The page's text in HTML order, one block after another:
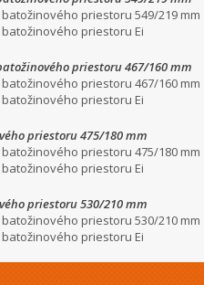
priestoru 549/219 mm
priestoru Ei
priestoru 467/160 mm
priestoru 467/160 mm
priestoru Ei
priestoru 475/180 mm
priestoru 475/180 mm
priestoru Ei
priestoru 530/210 mm
priestoru 530/210 mm
priestoru Ei